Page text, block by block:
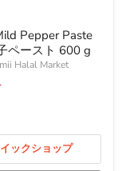
Pepper Paste
ペースト 600 g
Halal Market
ックショップ